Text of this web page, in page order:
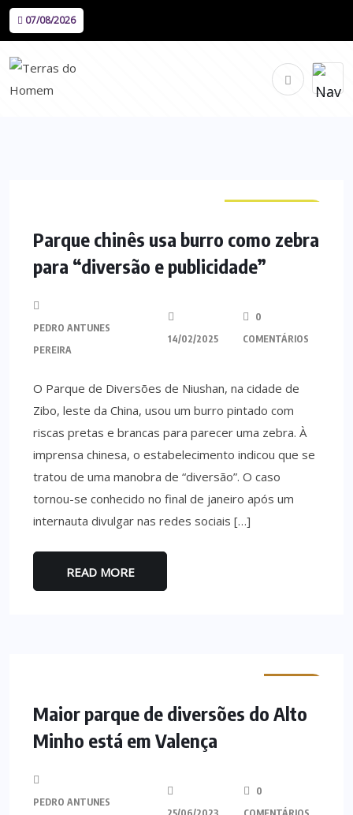
07/08/2026
Parque chinês usa burro como zebra
para “diversão e publicidade”
PEDRO ANTUNES
PEREIRA
14/02/2025
0
COMENTÁRIOS
O Parque de Diversões de Niushan, na cidade de
Zibo, leste da China, usou um burro pintado com
riscas pretas e brancas para parecer uma zebra. À
imprensa chinesa, o estabelecimento indicou que se
tratou de uma manobra de “diversão”. O caso
tornou-se conhecido no final de janeiro após um
internauta divulgar nas redes sociais […]
READ MORE
Maior parque de diversões do Alto
Minho está em Valença
PEDRO ANTUNES
0